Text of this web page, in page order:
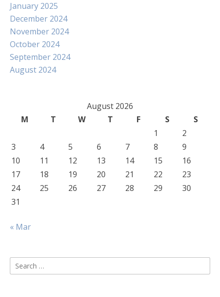
January 2025
December 2024
November 2024
October 2024
September 2024
August 2024
August 2026
M
T W T F S
S
1
2
3
4 5 6 7 8
9
10
11 12 13 14 15
16
17
18 19 20 21 22
23
24
25 26 27 28 29
30
31
« Mar
Search
for: